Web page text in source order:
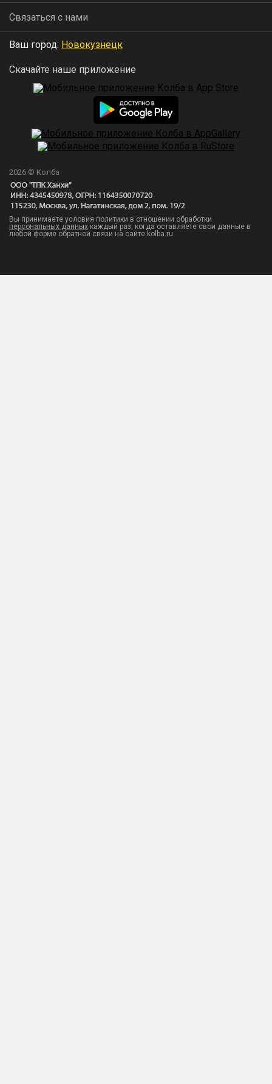
Связаться с нами
Ваш город: Новокузнецк
Скачайте наше приложение
2026 © Колба
Вы принимаете условия политики в отношении обработки
персональных данных каждый раз, когда оставляете свои данные в
любой форме обратной связи на сайте kolba.ru.